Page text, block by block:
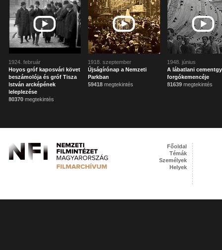
1924. február
Hoyos gróf kaposvári követ
beszámolója és gróf Tisza
István arcképének
leleplezése
80370 megtekintés
1918. szeptember
Újságírónap a Nemzeti
Parkban
59418 megtekintés
1948. június
A lábatlani
forgókemencéje
81639 megtekintés
Főoldal
Témák
Személyek
Helyek